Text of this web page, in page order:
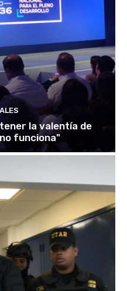
la valentía de
funciona"